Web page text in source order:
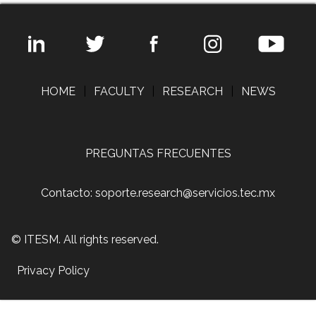
HOME FACULTY RESEARCH NEWS
PREGUNTAS FRECUENTES
Contacto: soporte.research@servicios.tec.mx
© ITESM. All rights reserved.
Privacy Policy